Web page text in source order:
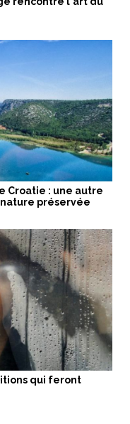
Croatie : une autre
préservée
qui feront